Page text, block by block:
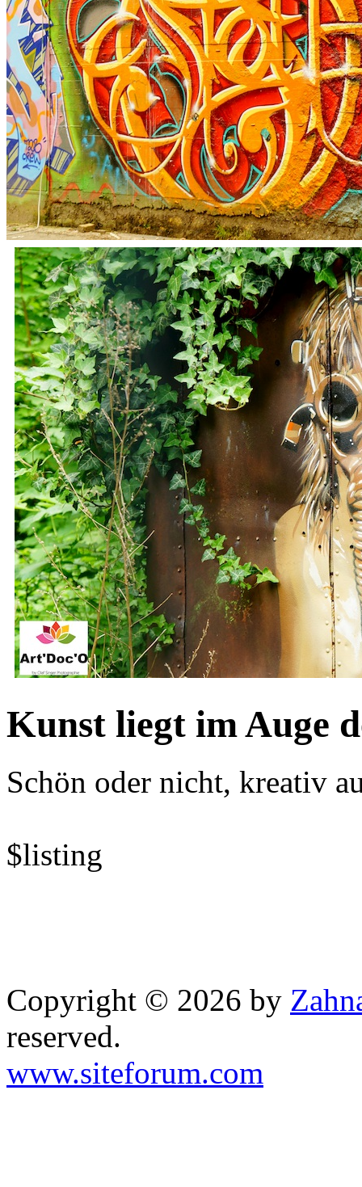
Kunst liegt im Auge
Schön oder nicht, kreativ
$listing
Copyright © 2026 by
reserved.
www.siteforum.com